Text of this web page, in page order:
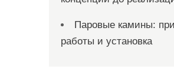
Паровые камины:
работы и установка